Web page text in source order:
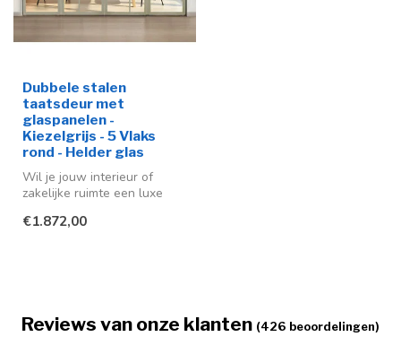
Dubbele stalen
taatsdeur met
glaspanelen -
Kiezelgrijs - 5 Vlaks
rond - Helder glas
Wil je jouw interieur of
zakelijke ruimte een luxe
bieden...
€1.872,00
Reviews van onze klanten (426 beoordelingen)